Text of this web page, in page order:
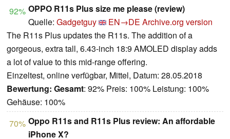
92% OPPO R11s Plus size me please (review)
Quelle: Gadgetguy EN→DE Archive.org version
The R11s Plus updates the R11s. The addition of a
gorgeous, extra tall, 6.43-inch 18:9 AMOLED display adds
a lot of value to this mid-range offering.
Einzeltest, online verfügbar, Mittel, Datum: 28.05.2018
Bewertung: Gesamt: 92% Preis: 100% Leistung: 100%
Gehäuse: 100%
70% Oppo R11s and R11s Plus review: An affordable
iPhone X?